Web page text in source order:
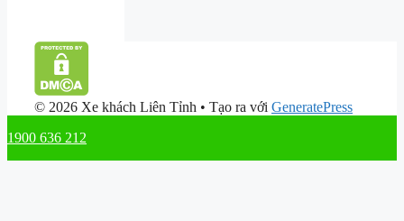
© 2026 Xe khách Liên Tỉnh • Tạo ra với GeneratePress
1900 636 212